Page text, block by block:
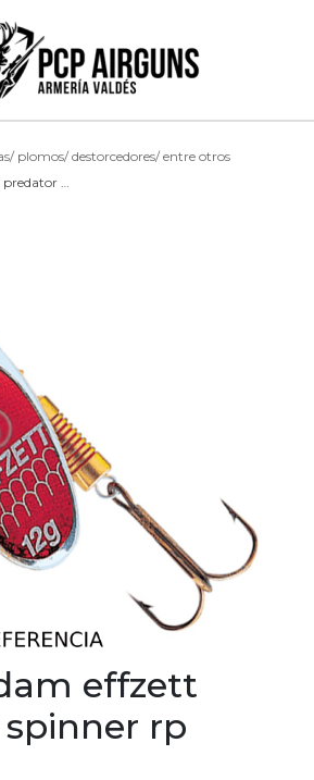
plomos/ destorcedores/ entre otros
spinner rp
effzett
rp